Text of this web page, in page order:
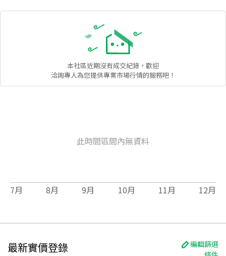
本社區近期沒有成交紀錄，歡迎
洽詢專人為您提供專業市場行情的服務吧！
此時間區間內無資料
7月 8月 9月 10月 11月 12月
最新實價登錄
編輯篩選